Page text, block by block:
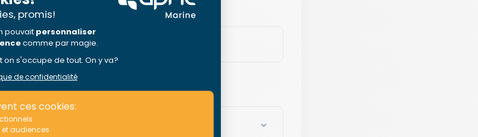
Site web de l'entreprise